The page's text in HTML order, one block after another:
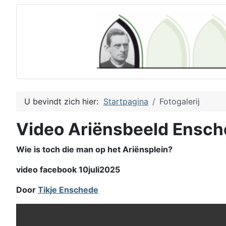
U bevindt zich hier: Startpagina Fotogalerij
Video Ariënsbeeld
Wie is toch die man op het Ariënsplein?
video facebook 10juli2025
Door Tikje Enschede